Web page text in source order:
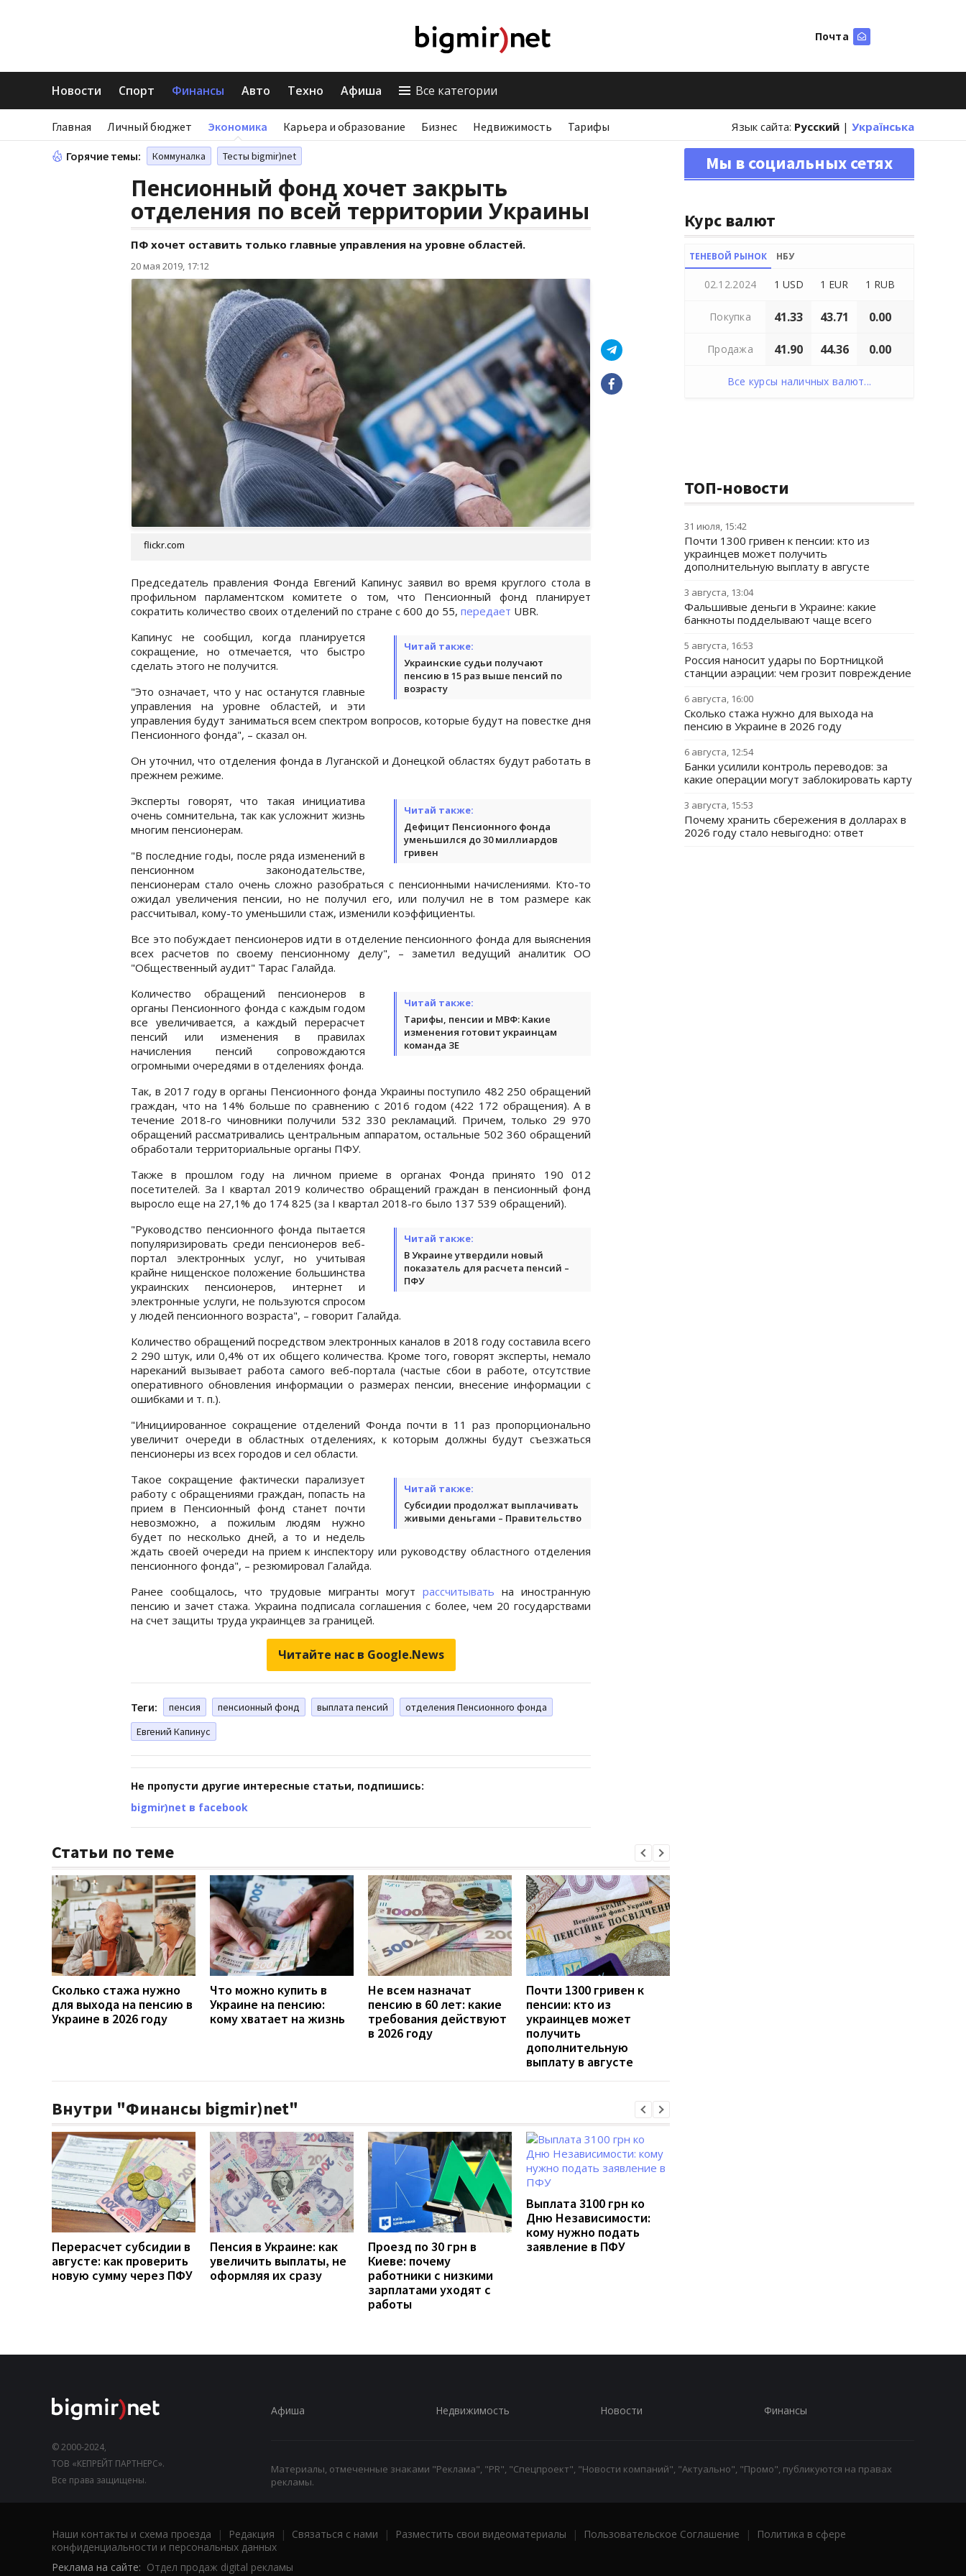
Почта
Новости Спорт Финансы Авто Техно Афиша Все категории
Главная Личный бюджет Экономика Карьера и образование Бизнес Недвижимость Тарифы Язык сайта: Русский | Українська
Горячие темы: Коммуналка Тесты bigmir)net
Пенсионный фонд хочет закрыть
отделения по всей территории Украины
ПФ хочет оставить только главные управления на уровне областей.
20 мая 2019, 17:12
flickr.com
Председатель правления Фонда Евгений Капинус заявил во время круглого стола в
профильном парламентском комитете о том, что Пенсионный фонд планирует
сократить количество своих отделений по стране с 600 до 55, передает UBR.
Читай также:
Украинские судьи получают
пенсию в 15 раз выше пенсий по
возрасту
Капинус не сообщил, когда планируется
сокращение, но отмечается, что быстро
сделать этого не получится.
"Это означает, что у нас останутся главные
управления на уровне областей, и эти
управления будут заниматься всем спектром вопросов, которые будут на повестке дня
Пенсионного фонда", – сказал он.
Он уточнил, что отделения фонда в Луганской и Донецкой областях будут работать в
прежнем режиме.
Читай также:
Дефицит Пенсионного фонда
уменьшился до 30 миллиардов
гривен
Эксперты говорят, что такая инициатива
очень сомнительна, так как усложнит жизнь
многим пенсионерам.
"В последние годы, после ряда изменений в
пенсионном законодательстве,
пенсионерам стало очень сложно разобраться с пенсионными начислениями. Кто-то
ожидал увеличения пенсии, но не получил его, или получил не в том размере как
рассчитывал, кому-то уменьшили стаж, изменили коэффициенты.
Все это побуждает пенсионеров идти в отделение пенсионного фонда для выяснения
всех расчетов по своему пенсионному делу", – заметил ведущий аналитик ОО
"Общественный аудит" Тарас Галайда.
Читай также:
Тарифы, пенсии и МВФ: Какие
изменения готовит украинцам
команда ЗЕ
Количество обращений пенсионеров в
органы Пенсионного фонда с каждым годом
все увеличивается, а каждый перерасчет
пенсий или изменения в правилах
начисления пенсий сопровождаются
огромными очередями в отделениях фонда.
Так, в 2017 году в органы Пенсионного фонда Украины поступило 482 250 обращений
граждан, что на 14% больше по сравнению с 2016 годом (422 172 обращения). А в
течение 2018-го чиновники получили 532 330 рекламаций. Причем, только 29 970
обращений рассматривались центральным аппаратом, остальные 502 360 обращений
обработали территориальные органы ПФУ.
Также в прошлом году на личном приеме в органах Фонда принято 190 012
посетителей. За I квартал 2019 количество обращений граждан в пенсионный фонд
выросло еще на 27,1% до 174 825 (за I квартал 2018-го было 137 539 обращений).
Читай также:
В Украине утвердили новый
показатель для расчета пенсий –
ПФУ
"Руководство пенсионного фонда пытается
популяризировать среди пенсионеров веб-
портал электронных услуг, но учитывая
крайне нищенское положение большинства
украинских пенсионеров, интернет и
электронные услуги, не пользуются спросом
у людей пенсионного возраста", – говорит Галайда.
Количество обращений посредством электронных каналов в 2018 году составила всего
2 290 штук, или 0,4% от их общего количества. Кроме того, говорят эксперты, немало
нареканий вызывает работа самого веб-портала (частые сбои в работе, отсутствие
оперативного обновления информации о размерах пенсии, внесение информации с
ошибками и т. п.).
"Инициированное сокращение отделений Фонда почти в 11 раз пропорционально
увеличит очереди в областных отделениях, к которым должны будут съезжаться
пенсионеры из всех городов и сел области.
Читай также:
Субсидии продолжат выплачивать
живыми деньгами – Правительство
Такое сокращение фактически парализует
работу с обращениями граждан, попасть на
прием в Пенсионный фонд станет почти
невозможно, а пожилым людям нужно
будет по несколько дней, а то и недель
ждать своей очереди на прием к инспектору или руководству областного отделения
пенсионного фонда", – резюмировал Галайда.
Ранее сообщалось, что трудовые мигранты могут рассчитывать на иностранную
пенсию и зачет стажа. Украина подписала соглашения с более, чем 20 государствами
на счет защиты труда украинцев за границей.
Читайте нас в Google.News
Теги: пенсия пенсионный фонд выплата пенсий
отделения Пенсионного фонда
Евгений Капинус
Не пропусти другие интересные статьи, подпишись:
bigmir)net в facebook
Статьи по теме
Сколько стажа нужно
для выхода на пенсию в
Украине в 2026 году
Что можно купить в
Украине на пенсию:
кому хватает на жизнь
Не всем назначат
пенсию в 60 лет: какие
требования действуют
в 2026 году
Почти 1300 гривен к
пенсии: кто из
украинцев может
получить
дополнительную
выплату в августе
Внутри "Финансы bigmir)net"
Перерасчет субсидии в
августе: как проверить
новую сумму через ПФУ
Пенсия в Украине: как
увеличить выплаты, не
оформляя их сразу
Проезд по 30 грн в
Киеве: почему
работники с низкими
зарплатами уходят с
работы
Выплата 3100 грн ко
Дню Независимости:
кому нужно подать
заявление в ПФУ
Мы в социальных сетях
Курс валют
ТЕНЕВОЙ РЫНОК НБУ
02.12.2024 1 USD 1 EUR 1 RUB
Покупка 41.33 43.71 0.00
Продажа 41.90 44.36 0.00
Все курсы наличных валют...
ТОП-новости
31 июля, 15:42
Почти 1300 гривен к пенсии: кто из
украинцев может получить
дополнительную выплату в августе
3 августа, 13:04
Фальшивые деньги в Украине: какие
банкноты подделывают чаще всего
5 августа, 16:53
Россия наносит удары по Бортницкой
станции аэрации: чем грозит повреждение
6 августа, 16:00
Сколько стажа нужно для выхода на
пенсию в Украине в 2026 году
6 августа, 12:54
Банки усилили контроль переводов: за
какие операции могут заблокировать карту
3 августа, 15:53
Почему хранить сбережения в долларах в
2026 году стало невыгодно: ответ
© 2000-2024,
ТОВ «КЕПРЕЙТ ПАРТНЕРС».
Все права защищены.
Афиша Недвижимость Новости Финансы
Материалы, отмеченные знаками "Реклама", "PR", "Спецпроект", "Новости компаний", "Актуально", "Промо", публикуются на правах
рекламы.
Наши контакты и схема проезда | Редакция | Связаться с нами | Разместить свои видеоматериалы | Пользовательское Соглашение |
Политика в сфере
конфиденциальности и персональных данных
Реклама на сайте: Отдел продаж digital рекламы